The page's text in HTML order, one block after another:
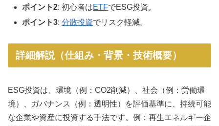
ポイント2: 初心者はETFでESG投資。
ポイント3:分散投資でリスク軽減。
詳細解説（仕組み・背景・技術概要）
ESG投資は、環境（例：CO2削減）、社会（例：労働環
境）、ガバナンス（例：透明性）を評価基準に、持続可能
な企業や資産に投資する手法です。例：再生エネルギー企